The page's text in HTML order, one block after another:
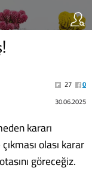
27
0
30.06.2025
kararı
olası karar
göreceğiz.